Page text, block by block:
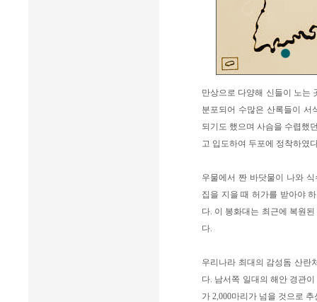
만상으로 다양해 신들이 노는
분포되어 수많은 산록들이 서
되기도 했으며 사슴을 수렵했
고 입도하여 두포에 정착하였
우물에서 짠 바닷물이 나와
집을 지을 때 허가를 받아야
다. 이 봉화대는 최근에 복원
다.
우리나라 최대의 감성돔 산란
다. 남서쪽 일대의 해안 경관
가 2,000마리가 넘을 것으로 추